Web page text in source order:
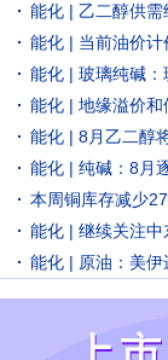
能化 | 乙二醇供需
能化 | 当前油价计
能化 | 玻璃纯碱
能化 | 地缘溢价和
能化 | 8月乙二醇
能化 | 纯碱：8月
本周铜库存减少
能化 | 继续关注中
能化 | 原油：美伊